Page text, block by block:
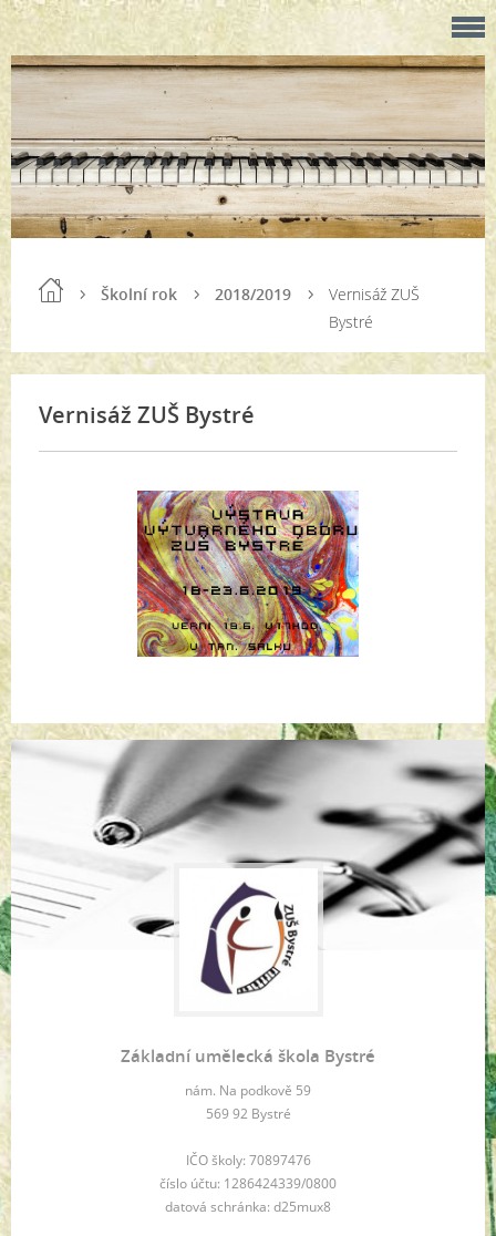
Školní rok 2018/2019
Vernisáž ZUŠ
Bystré
Vernisáž ZUŠ Bystré
Základní umělecká škola Bystré
nám. Na podkově 59
569 92 Bystré
IČO školy: 70897476
číslo účtu: 1286424339/0800
datová schránka: d25mux8